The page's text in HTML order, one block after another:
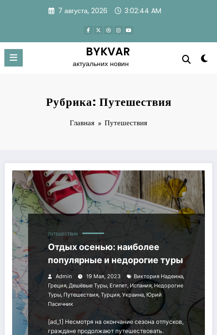
7 августа, 2026 3:02:46 AM
BYKVAR
актуальних новин
Рубрика: Путешествия
Главная Путешествия
ПУТЕШЕСТВИЯ
Отдых осенью: наиболее
популярные и недорогие туры
Admin 19 Мая, 2023 Виктория Надеина,
Греция, Дешёвые Туры, Египет, Испания,Недорогие
Туры, Путешествия, Турция, Украина, Юрий
Пасичник
[ad_1] Несмотря на окончание сезона отпусков,
граждане продолжают путешествовать.